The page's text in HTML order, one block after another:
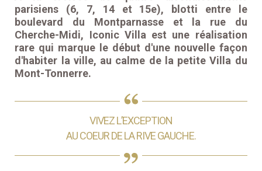
parisiens (6, 7, 14 et 15e), blotti entre le
boulevard du Montparnasse et la rue du
Cherche-Midi, Iconic Villa est une réalisation
rare qui marque le début d'une nouvelle façon
d'habiter la ville, au calme de la petite Villa du
Mont-Tonnerre.
VIVEZ L’EXCEPTION
AU COEUR DE LA RIVE GAUCHE.